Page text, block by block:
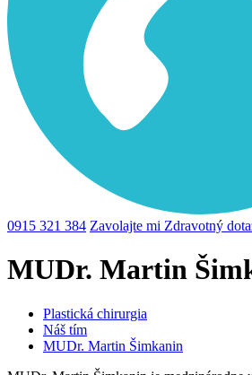
0915 321 384 Zavolajte mi Zdravotný
MUDr. Martin
Plastická chirurgia
Náš tím
MUDr. Martin Šimkanin